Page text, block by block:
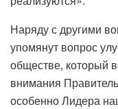
Наряду с другими
упомянут вопрос
обществе, который
внимания
особенно Лидера